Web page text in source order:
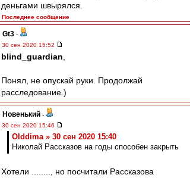
деньгами швырялся.
Последнее сообщение
Gt3 -
30 сен 2020 15:52
blind_guardian
Понял, не опускай руки. Продолжай
расследование.)
Новенький -
30 сен 2020 15:46
Olddima » 30 сен 2020 15:40
Николай Рассказов на годы способен закрыть
Хотели ........, но посчитали Рассказова